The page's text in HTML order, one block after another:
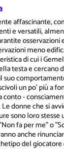
affascinante,
e versatili,
meno
di cui i
testa e
un po' più a
conto -
donne che si
sono loro
fa per me" o
anche
del